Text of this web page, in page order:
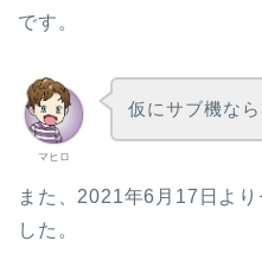
です。
マヒロ
仮にサブ機な
また、2021年6月17日よ
した。